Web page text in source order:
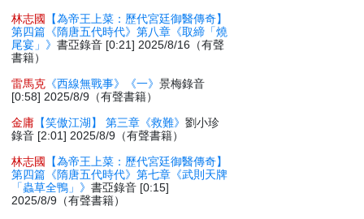
林志國
【為帝王上菜：歷代宮廷御醫傳奇】
第四篇《隋唐五代時代》第八章《取締「燒
尾宴」》書亞錄音 [0:21] 2025/8/16（有聲
書籍）
雷馬克 《西線無戰事》《一》景梅錄音
[0:58] 2025/8/9（有聲書籍）
金庸 【笑傲江湖】 第三章《救難》劉小珍
錄音 [2:01] 2025/8/9（有聲書籍）
林志國
【為帝王上菜：歷代宮廷御醫傳奇】
第四篇《隋唐五代時代》第七章《武則天牌
「蟲草全鴨」》書亞錄音 [0:15]
2025/8/9（有聲書籍）